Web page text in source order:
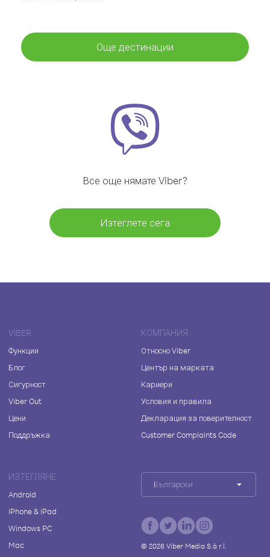
Още дестинации
Все още нямате Viber?
Изтеглете сега
VIBER
Функции
Блог
Сигурност
Viber Out
Цени
Поддръжка
КОМПАНИЯ
Относно Viber
Център на марката
Кариери
Условия и правила
Декларация за поверителност
Customer Complaints Code
ИЗТЕГЛЯНЕ
Android
iPhone & iPad
Windows PC
Mac
Български
© 2026Viber Media S.à r.l.